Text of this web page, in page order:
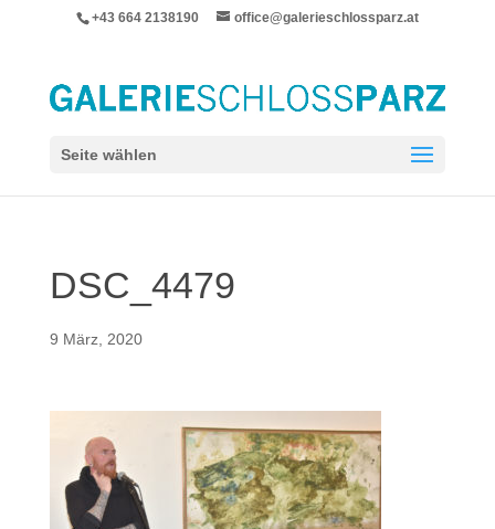
+43 664 2138190 office@galerieschlossparz.at
Seite wählen
DSC_4479
9 März, 2020